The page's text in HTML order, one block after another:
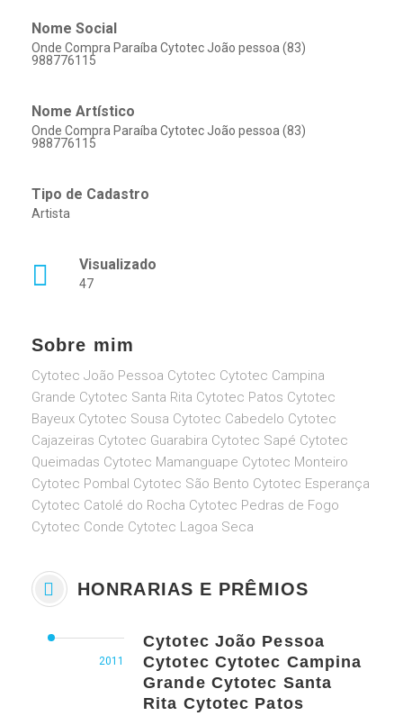
Nome Social
Onde Compra Paraíba Cytotec João pessoa (83)
988776115
Nome Artístico
Onde Compra Paraíba Cytotec João pessoa (83)
988776115
Tipo de Cadastro
Artista
Visualizado
47
Sobre mim
Cytotec João Pessoa Cytotec Cytotec Campina
Grande Cytotec Santa Rita Cytotec Patos Cytotec
Bayeux Cytotec Sousa Cytotec Cabedelo Cytotec
Cajazeiras Cytotec Guarabira Cytotec Sapé Cytotec
Queimadas Cytotec Mamanguape Cytotec Monteiro
Cytotec Pombal Cytotec São Bento Cytotec Esperança
Cytotec Catolé do Rocha Cytotec Pedras de Fogo
Cytotec Conde Cytotec Lagoa Seca
HONRARIAS E PRÊMIOS
2011
Cytotec João Pessoa
Cytotec Cytotec Campina
Grande Cytotec Santa
Rita Cytotec Patos